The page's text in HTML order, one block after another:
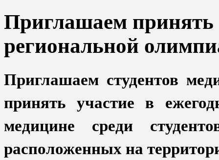
Приглашаем принять
региональной
Приглашаем студентов
принять участие в
медицине среди
расположенных на